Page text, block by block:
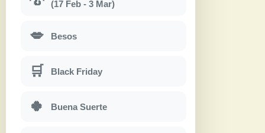
(17 Feb - 3 Mar)
💋 Besos
🛒 Black Friday
🍀 Buena Suerte